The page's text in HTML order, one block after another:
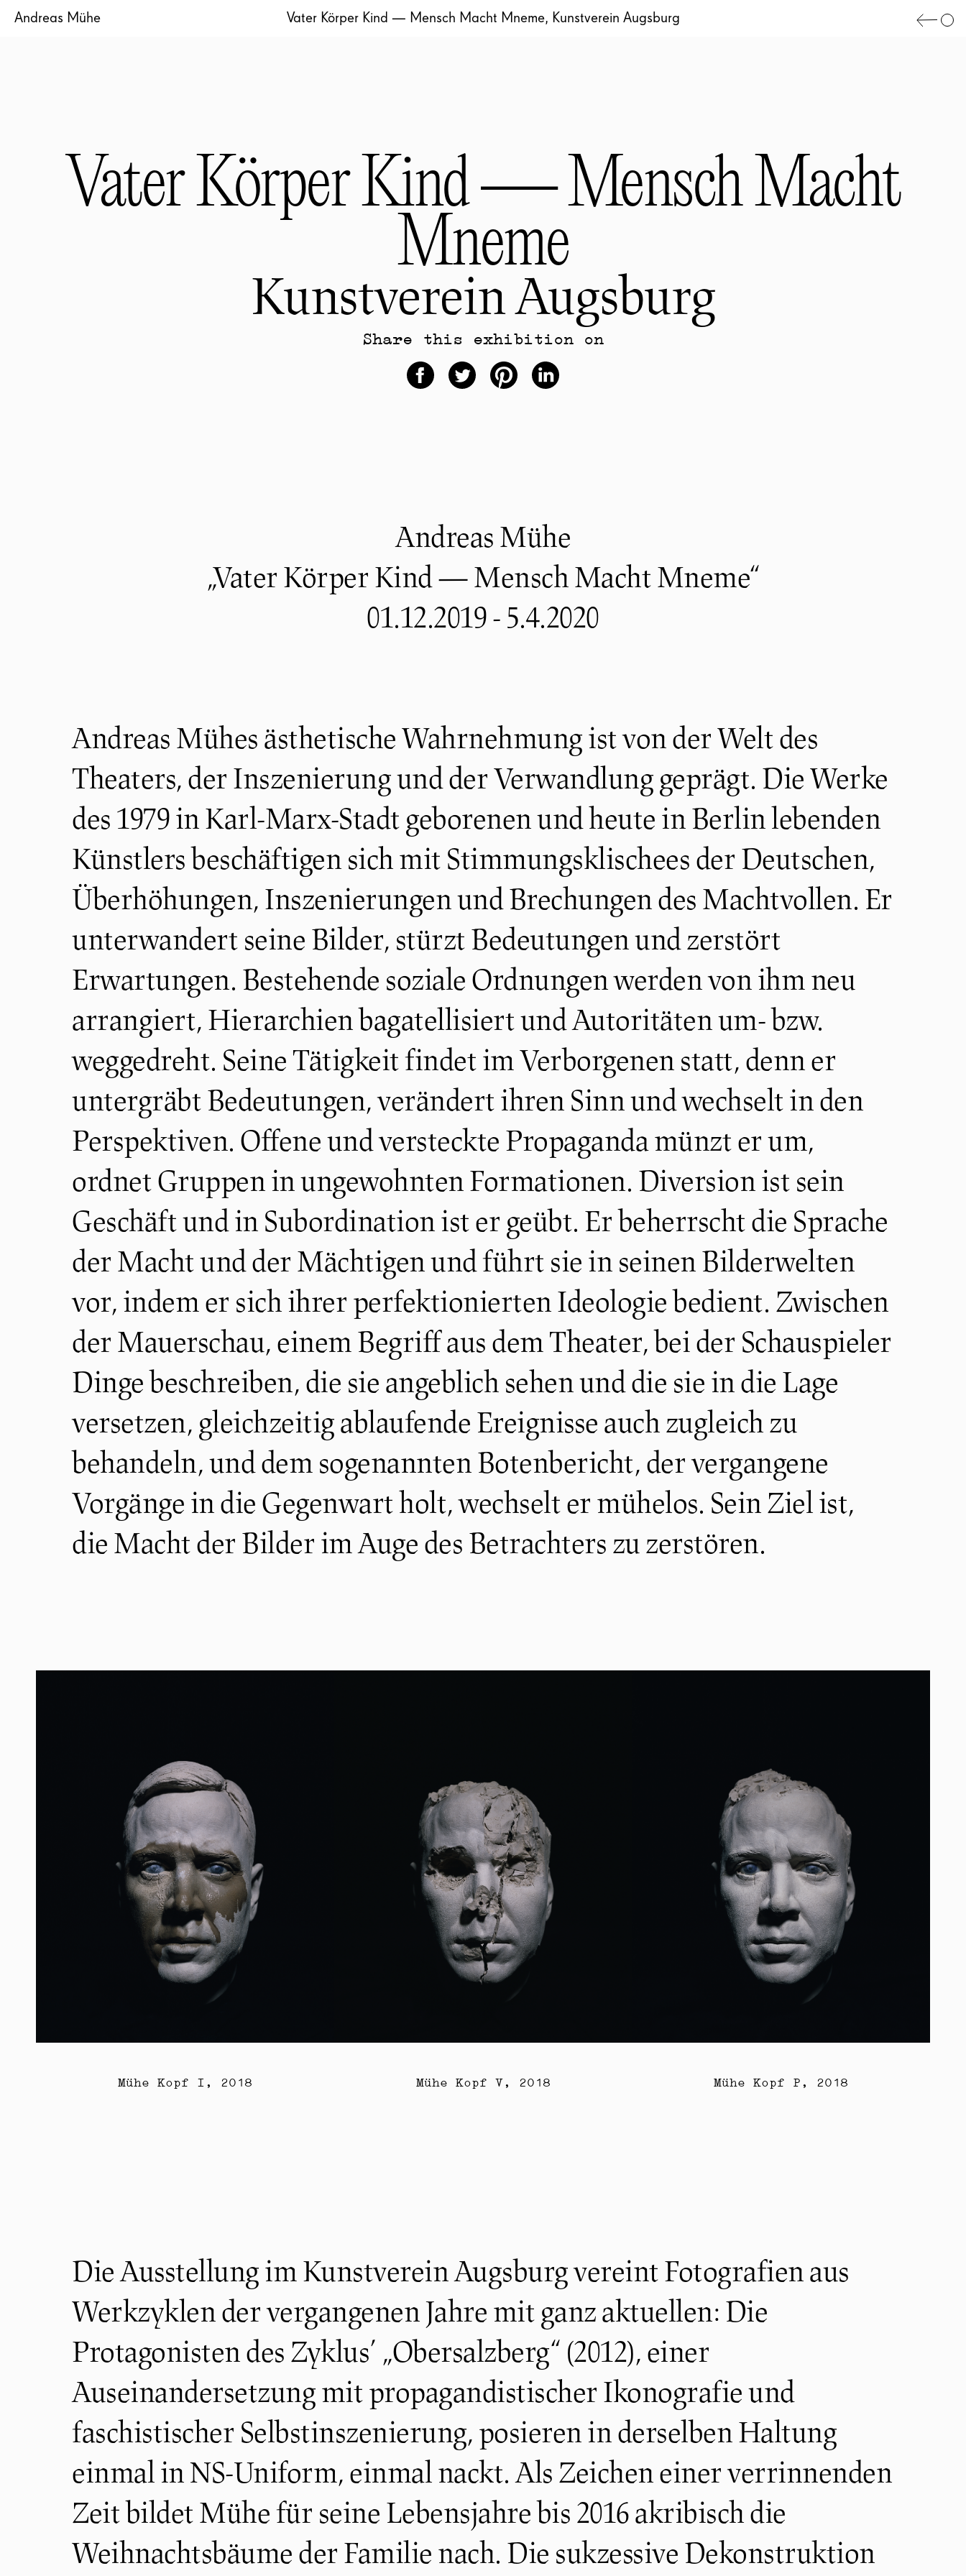
Andreas Mühe Vater Körper Kind — Mensch Macht Mneme, Kunstverein Augsburg
Vater Körper Kind — Mensch Macht
Mneme
Kunstverein Augsburg
Share this exhibition on
Andreas Mühe
„Vater Körper Kind — Mensch Macht Mneme“
01.12.2019 - 5.4.2020
Andreas Mühes ästhetische Wahrnehmung ist von der Welt des
Theaters, der Inszenierung und der Verwandlung geprägt. Die Werke
des 1979 in Karl-Marx-Stadt geborenen und heute in Berlin lebenden
Künstlers beschäftigen sich mit Stimmungsklischees der Deutschen,
Überhöhungen, Inszenierungen und Brechungen des Machtvollen. Er
unterwandert seine Bilder, stürzt Bedeutungen und zerstört
Erwartungen. Bestehende soziale Ordnungen werden von ihm neu
arrangiert, Hierarchien bagatellisiert und Autoritäten um- bzw.
weggedreht. Seine Tätigkeit findet im Verborgenen statt, denn er
untergräbt Bedeutungen, verändert ihren Sinn und wechselt in den
Perspektiven. Offene und versteckte Propaganda münzt er um,
ordnet Gruppen in ungewohnten Formationen. Diversion ist sein
Geschäft und in Subordination ist er geübt. Er beherrscht die Sprache
der Macht und der Mächtigen und führt sie in seinen Bilderwelten
vor, indem er sich ihrer perfektionierten Ideologie bedient. Zwischen
der Mauerschau, einem Begriff aus dem Theater, bei der Schauspieler
Dinge beschreiben, die sie angeblich sehen und die sie in die Lage
versetzen, gleichzeitig ablaufende Ereignisse auch zugleich zu
behandeln, und dem sogenannten Botenbericht, der vergangene
Vorgänge in die Gegenwart holt, wechselt er mühelos. Sein Ziel ist,
die Macht der Bilder im Auge des Betrachters zu zerstören.
Mühe Kopf I, 2018 Mühe Kopf V, 2018 Mühe Kopf P, 2018
Die Ausstellung im Kunstverein Augsburg vereint Fotografien aus
Werkzyklen der vergangenen Jahre mit ganz aktuellen: Die
Protagonisten des Zyklus’ „Obersalzberg“ (2012), einer
Auseinandersetzung mit propagandistischer Ikonografie und
faschistischer Selbstinszenierung, posieren in derselben Haltung
einmal in NS-Uniform, einmal nackt. Als Zeichen einer verrinnenden
Zeit bildet Mühe für seine Lebensjahre bis 2016 akribisch die
Weihnachtsbäume der Familie nach. Die sukzessive Dekonstruktion